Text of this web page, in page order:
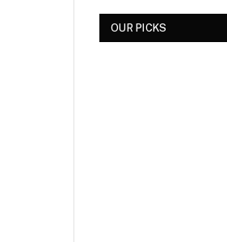
OUR PICKS